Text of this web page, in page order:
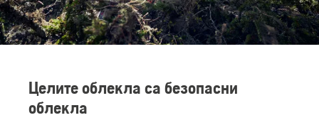
Целите облекла са безопасни
облекла